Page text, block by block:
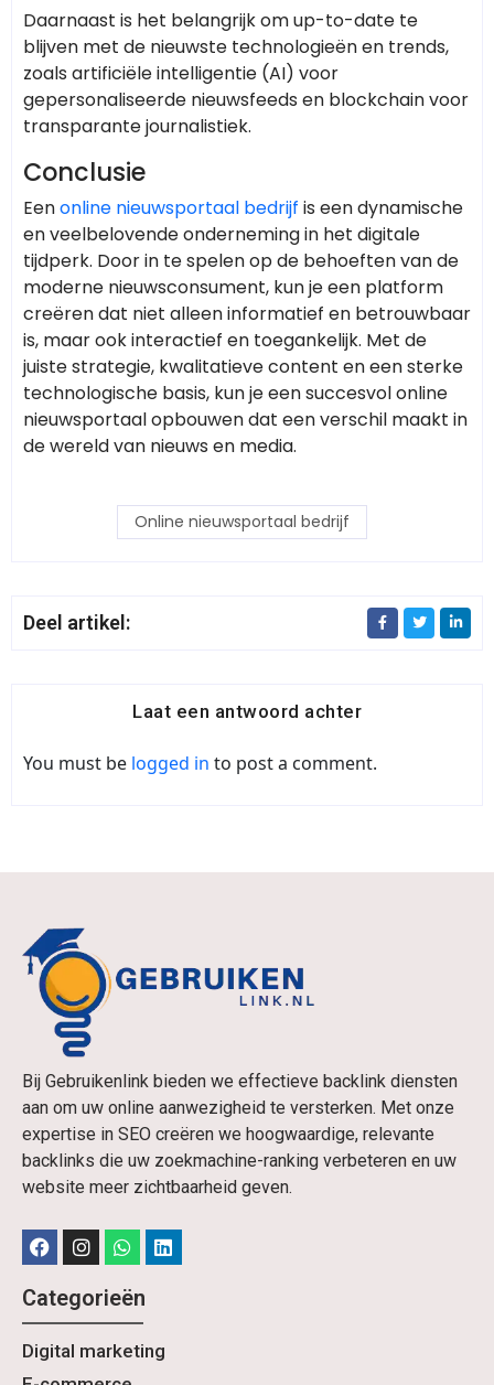
Daarnaast is het belangrijk om up-to-date te
blijven met de nieuwste technologieën en trends,
zoals artificiële intelligentie (AI) voor
gepersonaliseerde nieuwsfeeds en blockchain voor
transparante journalistiek.
Conclusie
Eenonline nieuwsportaal bedrijf is een dynamische
en veelbelovende onderneming in het digitale
tijdperk. Door in te spelen op de behoeften van de
moderne nieuwsconsument, kun je een platform
creëren dat niet alleen informatief en betrouwbaar
is, maar ook interactief en toegankelijk. Met de
juiste strategie, kwalitatieve content en een sterke
technologische basis, kun je een succesvol online
nieuwsportaal opbouwen dat een verschil maakt in
de wereld van nieuws en media.
Online nieuwsportaal bedrijf
Deel artikel:
Laat een antwoord achter
You must be logged in to post a comment.
Bij Gebruikenlink bieden we effectieve backlink diensten
aan om uw online aanwezigheid te versterken. Met onze
expertise in SEO creëren we hoogwaardige, relevante
backlinks die uw zoekmachine-ranking verbeteren en uw
website meer zichtbaarheid geven.
Categorieën
Digital marketing